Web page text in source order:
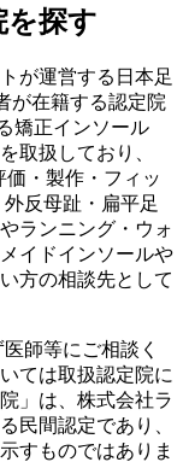
を探す
が運営する日本足
が在籍する認定院
矯正インソール
取扱しており、
・製作・フィッ
反母趾・扁平足
ランニング・ウォ
イドインソールや
方の相談先として
師等にご相談く
ては取扱認定院に
」は、株式会社ラ
民間認定であり、
すものではありま